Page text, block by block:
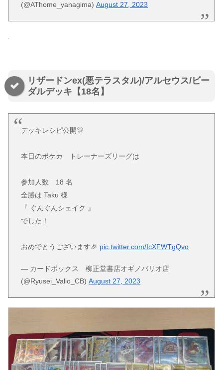
(@AThome_yanagima)August 27, 2023
リザードンex(悪テラスタル)/アルセウス/ビー
ダルデッキ【18名】
デッキレシピ公開🎊
本日のポケカ トレーナーズリーグは
参加人数 18 名
全勝は Taku 様
『 ぐんぐんシェイク 』
でした！
おめでとうございます🎉 pic.twitter.com/IcXFWTgQvo
— カードボックス 柳正堂書店オギノバリオ店
(@Ryusei_Valio_CB)August 27, 2023